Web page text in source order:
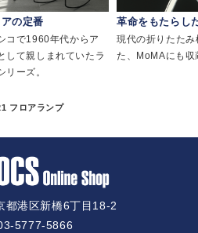
の定番
コで1960年代からア
して親しまれていたラ
リーズ。
革命をもたらし
現代の折りたた
た、MoMAにも収
フロアランプ
都港区新橋6丁目18-2
5777-5866